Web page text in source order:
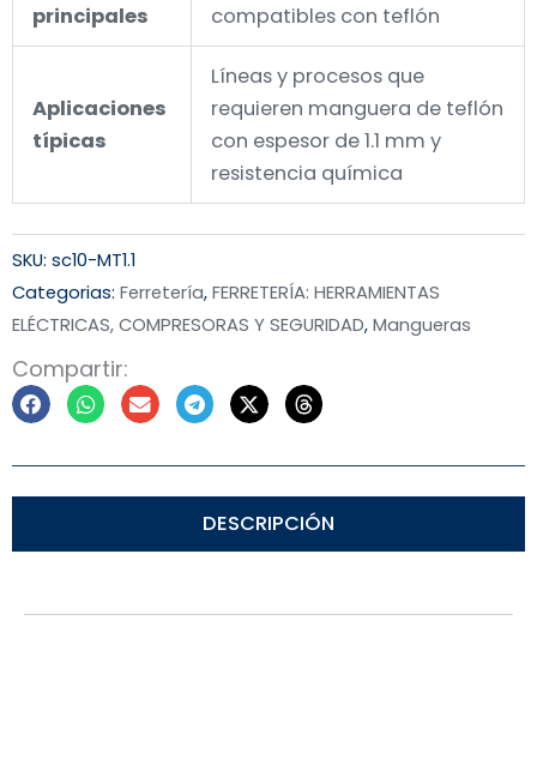
principales
compatibles con teflón
Aplicaciones
típicas
Líneas y procesos que
requieren manguera de teflón
con espesor de 1.1 mm y
resistencia química
SKU: sc10-MT1.1
Categorias: Ferretería,FERRETERÍA: HERRAMIENTAS
ELÉCTRICAS, COMPRESORAS Y SEGURIDAD,Mangueras
Compartir:
DESCRIPCIÓN